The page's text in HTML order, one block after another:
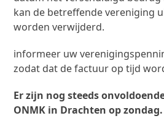
kan de betreffende vereniging
worden verwijderd.
informeer uw
zodat dat de factuur op tijd
Er zijn nog steeds
ONMK in Drachten op zondag.